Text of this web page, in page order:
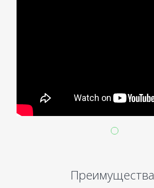
Преимущества